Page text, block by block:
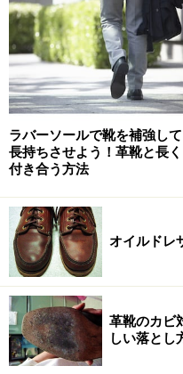
でも、身に付けるものを
りのまだ身に付けてい
しなくてはいけない」こ
に求められていた以上
頼」などの感覚を、今
現しなければならない。
種に関わらず、大多数の
ジャケットやネクタイな
くなる分、それを下支え
を合わせ、容姿全体の
解らなくなったら、素
具体的には、ブローグや
ていないプレーントウ
ラバーソールで靴を補強して
長持ちさせよう！革靴と長く
付き合う方法
オイルドレ
革靴のカビ
しい落とし